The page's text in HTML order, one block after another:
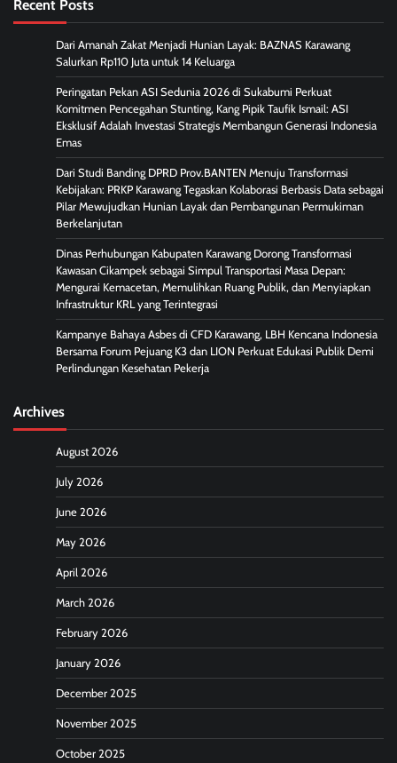
Recent Posts
Dari Amanah Zakat Menjadi Hunian Layak: BAZNAS Karawang
Salurkan Rp110 Juta untuk 14 Keluarga
Peringatan Pekan ASI Sedunia 2026 di Sukabumi Perkuat
Komitmen Pencegahan Stunting, Kang Pipik Taufik Ismail: ASI
Eksklusif Adalah Investasi Strategis Membangun Generasi Indonesia
Emas
Dari Studi Banding DPRD Prov.BANTEN Menuju Transformasi
Kebijakan: PRKP Karawang Tegaskan Kolaborasi Berbasis Data sebagai
Pilar Mewujudkan Hunian Layak dan Pembangunan Permukiman
Berkelanjutan
Dinas Perhubungan Kabupaten Karawang Dorong Transformasi
Kawasan Cikampek sebagai Simpul Transportasi Masa Depan:
Mengurai Kemacetan, Memulihkan Ruang Publik, dan Menyiapkan
Infrastruktur KRL yang Terintegrasi
Kampanye Bahaya Asbes di CFD Karawang, LBH Kencana Indonesia
Bersama Forum Pejuang K3 dan LION Perkuat Edukasi Publik Demi
Perlindungan Kesehatan Pekerja
Archives
August 2026
July 2026
June 2026
May 2026
April 2026
March 2026
February 2026
January 2026
December 2025
November 2025
October 2025